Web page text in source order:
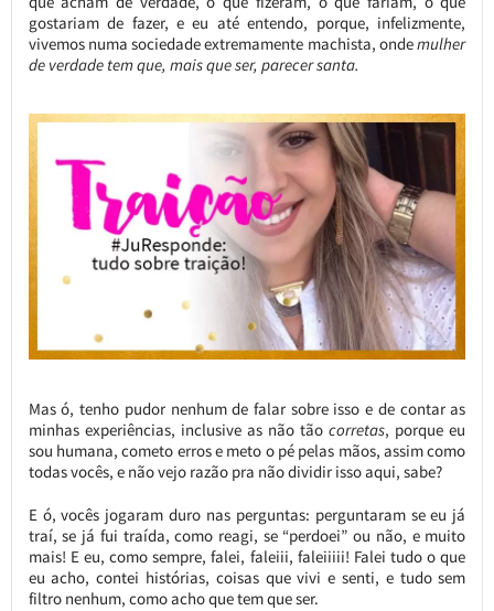
gostariam de fazer, e eu até entendo, porque, infelizmente,
vivemos numa sociedade extremamente machista, ondemulher
de verdade tem que, mais que ser, parecer santa.
Mas ó, tenho pudor nenhum de falar sobre isso e de contar as
minhas experiências, inclusive as não tãocorretas, porque eu
sou humana, cometo erros e meto o pé pelas mãos, assim como
todas vocês, e não vejo razão pra não dividir isso aqui, sabe?
E ó, vocês jogaram duro nas perguntas: perguntaram se eu já
traí, se já fui traída, como reagi, se “perdoei” ou não, e muito
mais! E eu, como sempre, falei, faleiii, faleiiiii! Falei tudo o que
eu acho, contei histórias, coisas que vivi e senti, e tudo sem
filtro nenhum, como acho que tem que ser.